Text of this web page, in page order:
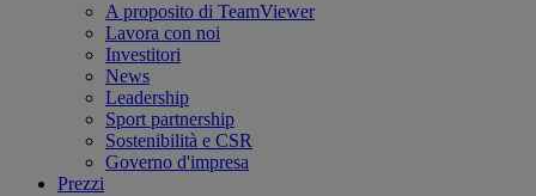
A proposito di TeamViewer
Lavora con noi
Investitori
News
Leadership
Sport partnership
Sostenibilità e CSR
Governo d'impresa
Prezzi